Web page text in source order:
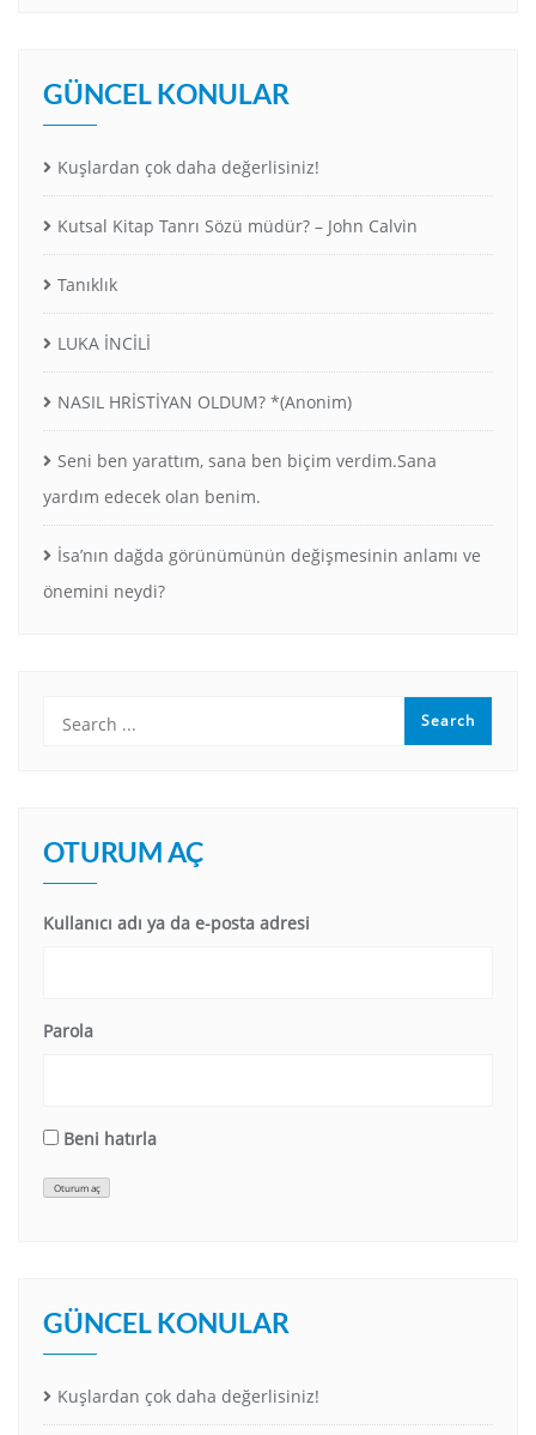
GÜNCEL KONULAR
Kuşlardan çok daha değerlisiniz!
Kutsal Kitap Tanrı Sözü müdür? – John Calvin
Tanıklık
LUKA İNCİLİ
NASIL HRİSTİYAN OLDUM? *(Anonim)
Seni ben yarattım, sana ben biçim verdim.Sana
yardım edecek olan benim.
İsa’nın dağda görünümünün değişmesinin anlamı ve
önemini neydi?
OTURUM AÇ
Kullanıcı adı ya da e-posta adresi
Parola
Beni hatırla
Oturum aç
GÜNCEL KONULAR
Kuşlardan çok daha değerlisiniz!